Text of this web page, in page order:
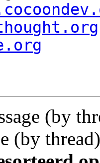
(by
(by